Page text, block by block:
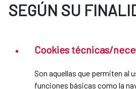
SEGÚN SU
Cookies técnicas/
Son aquellas que permiten al
funciones básicas como la